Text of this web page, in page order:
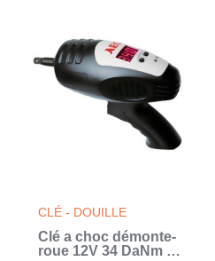
CLÉ - DOUILLE
Clé a choc démonte-
roue 12V 34 DaNm 2